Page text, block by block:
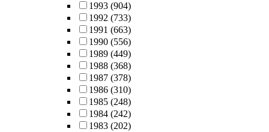
1993 (904)
1992 (733)
1991 (663)
1990 (556)
1989 (449)
1988 (368)
1987 (378)
1986 (310)
1985 (248)
1984 (242)
1983 (202)